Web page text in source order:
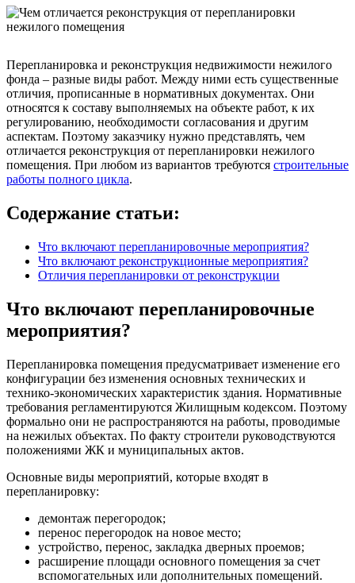
Перепланировка и реконструкция недвижимости нежилого
фонда – разные виды работ. Между ними есть существенные
отличия, прописанные в нормативных документах. Они
относятся к составу выполняемых на объекте работ, к их
регулированию, необходимости согласования и другим
аспектам. Поэтому заказчику нужно представлять, чем
отличается реконструкция от перепланировки нежилого
помещения. При любом из вариантов требуются строительные
работы полного цикла.
Содержание статьи:
Что включают перепланировочные мероприятия?
Что включают реконструкционные мероприятия?
Отличия перепланировки от реконструкции
Что включают перепланировочные
мероприятия?
Перепланировка помещения предусматривает изменение его
конфигурации без изменения основных технических и
технико-экономических характеристик здания. Нормативные
требования регламентируются Жилищным кодексом. Поэтому
формально они не распространяются на работы, проводимые
на нежилых объектах. По факту строители руководствуются
положениями ЖК и муниципальных актов.
Основные виды мероприятий, которые входят в
перепланировку:
демонтаж перегородок;
перенос перегородок на новое место;
устройство, перенос, закладка дверных проемов;
расширение площади основного помещения за счет
вспомогательных или дополнительных помещений.